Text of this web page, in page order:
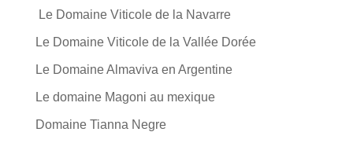
Le Domaine Viticole de la Navarre
Le Domaine Viticole de la Vallée Dorée
Le Domaine Almaviva en Argentine
Le domaine Magoni au mexique
Domaine Tianna Negre